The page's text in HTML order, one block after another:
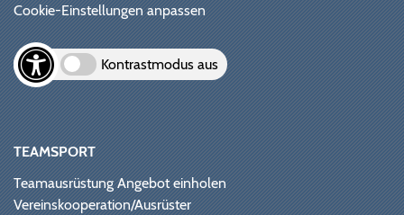
Cookie-Einstellungen anpassen
Kontrastmodus aus
TEAMSPORT
Teamausrüstung Angebot einholen
Vereinskooperation/Ausrüster